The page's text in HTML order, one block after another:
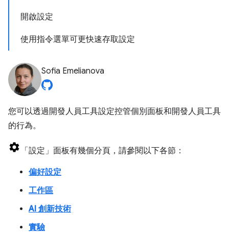
開啟設定
使用指令選單可更快速存取設定
Sofia Emelianova
您可以透過開發人員工具設定控管個別面板和開發人員工具
的行為。
「設定」 面板有幾個分頁，請參閱以下各節：
偏好設定
工作區
AI 創新技術
實驗